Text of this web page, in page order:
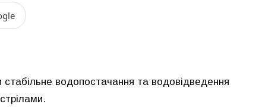
водопостачання та водовідведення